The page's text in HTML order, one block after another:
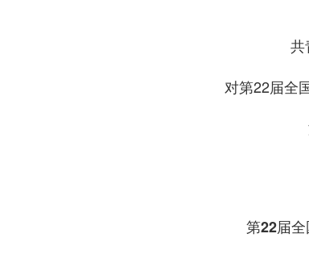
共
对第22届全
第22届